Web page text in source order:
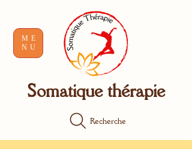
ME
NU
Somatique thérapie
Recherche